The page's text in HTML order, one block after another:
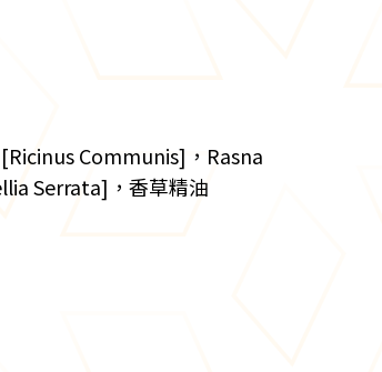
Communis]，Rasna
Serrata]，香草精油